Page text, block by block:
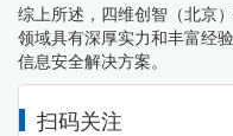
综上所述，四维创智（北京
领域具有深厚实力和丰富经
信息安全解决方案。
扫码关注